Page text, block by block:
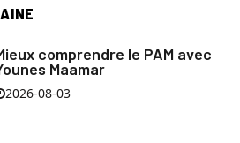
comprendre le PAM avec
Maamar
2026-08-03